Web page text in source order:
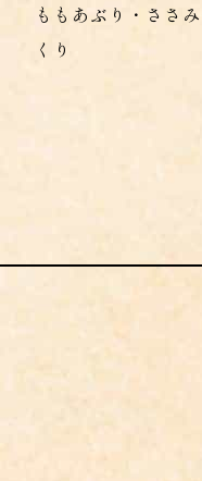
ももあぶり・ささ
くり